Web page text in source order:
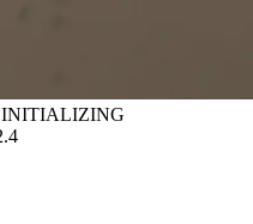
INITIALIZING